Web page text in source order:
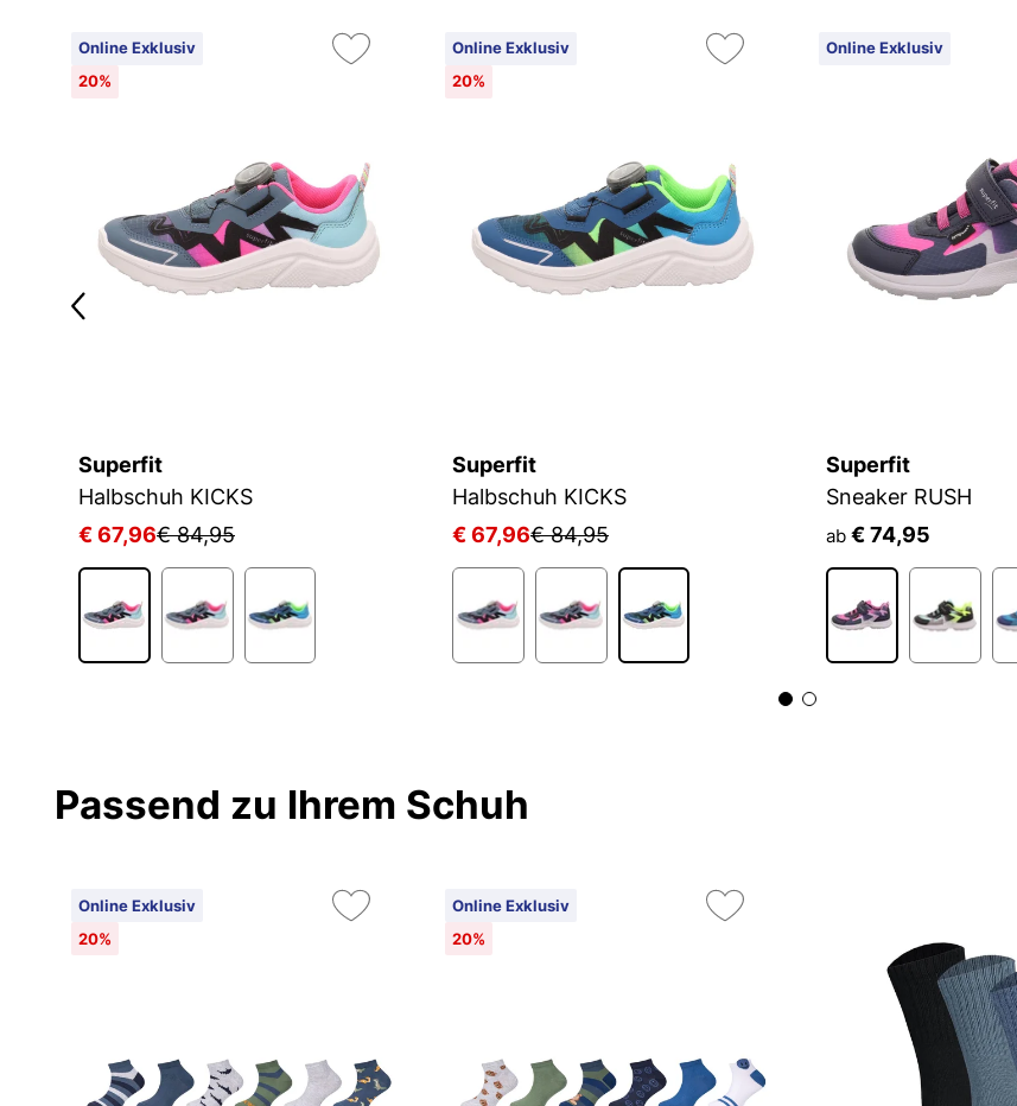
Online Exklusiv
20%
Superfit
Halbschuh KICKS
€ 67,96€ 84,95
Online Exklusiv
20%
Superfit
Halbschuh KICKS
€ 67,96€ 84,95
Online Exklusiv
Superfit
Sneaker RUSH
ab € 74,95
Passend zu Ihrem Schuh
Online Exklusiv
20%
Online Exklusiv
20%